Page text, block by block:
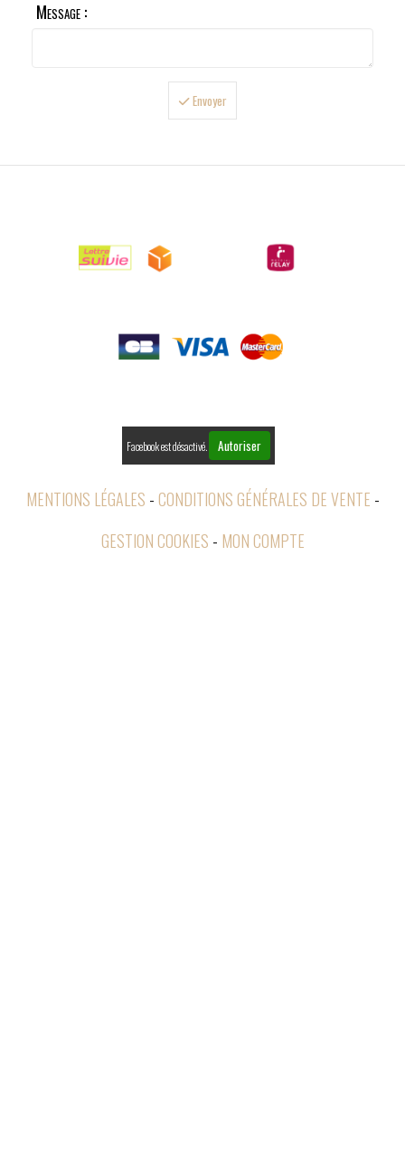
Message :
Envoyer
Facebook est désactivé. Autoriser
MENTIONS LÉGALES CONDITIONS GÉNÉRALES DE VENTE
GESTION COOKIES
MON COMPTE